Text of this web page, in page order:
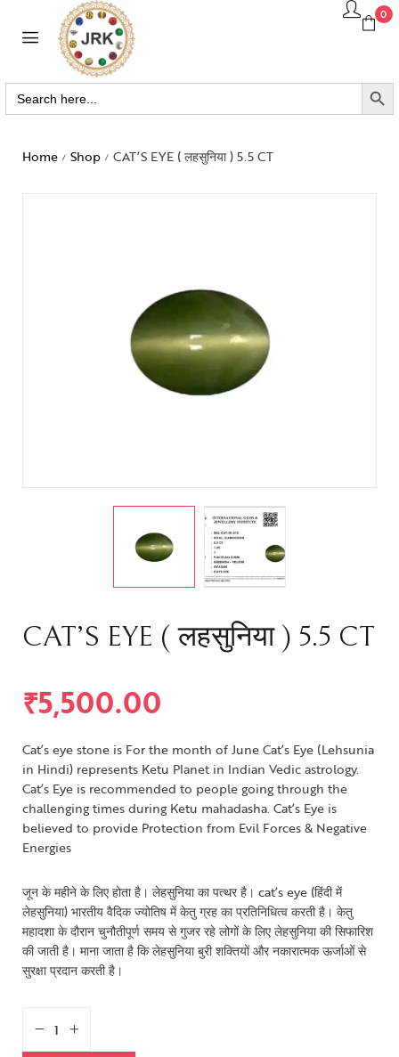
0
Search
for:
SEARCH BUTTON
Home / Shop / CAT’S EYE ( लहसुनिया ) 5.5 CT
CAT’S EYE ( लहसुनिया ) 5.5 CT
₹5,500.00
Cat’s eye stone is For the month of June Cat’s Eye (Lehsunia
in Hindi) represents Ketu Planet in Indian Vedic astrology.
Cat’s Eye is recommended to people going through the
challenging times during Ketu mahadasha. Cat’s Eye is
believed to provide Protection from Evil Forces & Negative
Energies
जून के महीने के लिए होता है। लेहसुनिया का पत्थर है। cat’s eye (हिंदी में
लेहसुनिया) भारतीय वैदिक ज्योतिष में केतु ग्रह का प्रतिनिधित्व करती है। केतु
महादशा के दौरान चुनौतीपूर्ण समय से गुजर रहे लोगों के लिए लेहसुनिया की सिफारिश
की जाती है। माना जाता है कि लेहसुनिया बुरी शक्तियों और नकारात्मक ऊर्जाओं से
सुरक्षा प्रदान करती है।